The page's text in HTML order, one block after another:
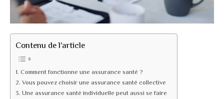
Contenu de l'article
Comment fonctionne une assurance santé ?
Vous pouvez choisir une assurance santé collective
Une assurance santé individuelle peut aussi se faire